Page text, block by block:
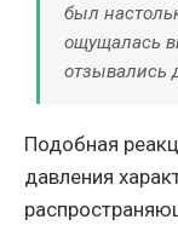
был
ощущалась
отзывались
Подобная
давления